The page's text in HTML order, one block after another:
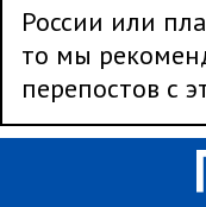
России или
то мы
перепостов с